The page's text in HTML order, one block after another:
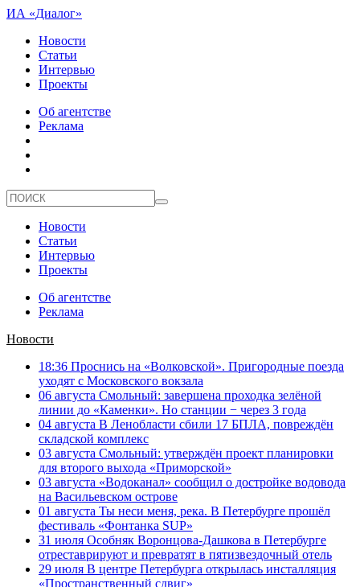
ИА «Диалог»
Новости
Статьи
Интервью
Проекты
Об агентстве
Реклама
Новости
Статьи
Интервью
Проекты
Об агентстве
Реклама
Новости
18:36 Проснись на «Волковской». Пригородные поезда
уходят с Московского вокзала
06 августа Смольный: завершена проходка зелёной
линии до «Каменки». Но станции − через 3 года
04 августа В Ленобласти сбили 17 БПЛА, повреждён
складской комплекс
03 августа Смольный: утверждён проект планировки
для второго выхода «Приморской»
03 августа «Водоканал» сообщил о достройке водовода
на Васильевском острове
01 августа Ты неси меня, река. В Петербурге прошёл
фестиваль «Фонтанка SUP»
31 июля Особняк Воронцова-Дашкова в Петербурге
отреставрируют и превратят в пятизвездочный отель
29 июля В центре Петербурга открылась инсталляция
«Пространственный сдвиг»